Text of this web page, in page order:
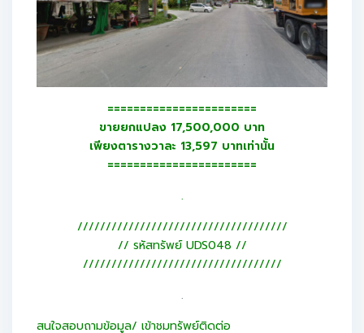
=======================
ขายยกแปลง 17,500,000 บาท
เพียงตารางวาละ 13,597 บาทเท่านั้น
=======================
.
/////////////////////////////////////
// รหัสทรัพย์ UDS048 //
///////////////////////////////////
.
สนใจสอบถามข้อมูล/ เข้าชมทรัพย์ติดต่อ